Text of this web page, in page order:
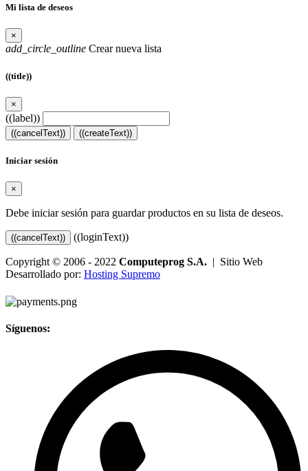
Mi lista de deseos
×
add_circle_outline Crear nueva lista
((title))
×
((label))
((cancelText)) ((createText))
Iniciar sesión
×
Debe iniciar sesión para guardar productos en su lista de deseos.
((cancelText)) ((loginText))
Copyright © 2006 - 2022 Computeprog S.A. | Sitio Web
Desarrollado por: Hosting Supremo
Síguenos: